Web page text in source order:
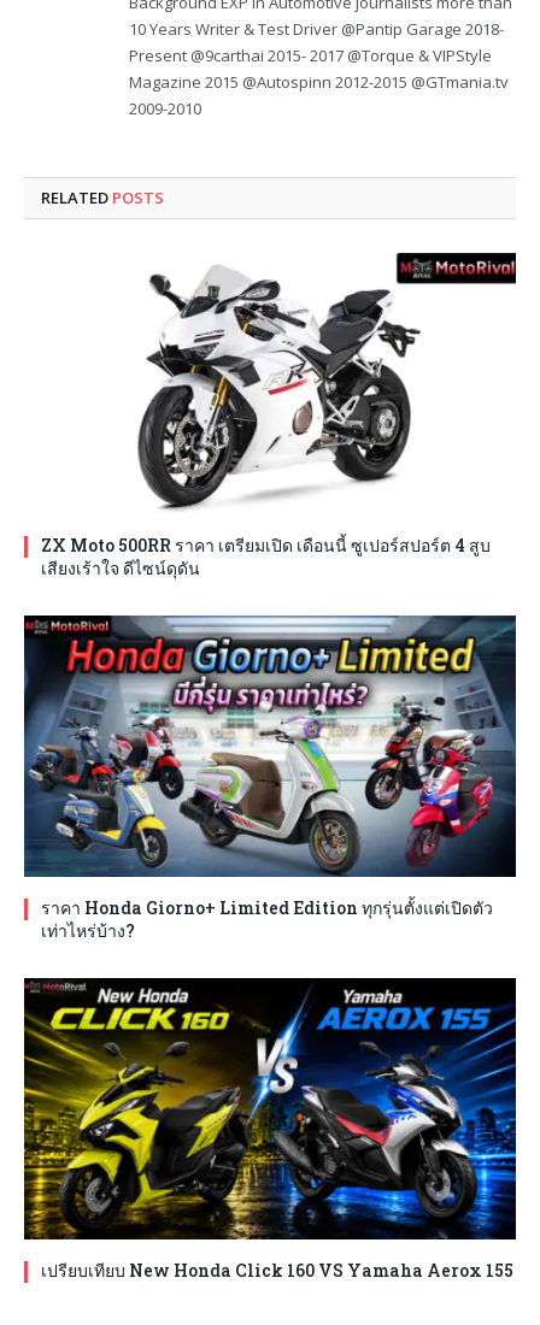
10 Years Writer & Test Driver @Pantip Garage 2018-
Present @9carthai 2015- 2017 @Torque & VIPStyle
Magazine 2015 @Autospinn 2012-2015 @GTmania.tv
2009-2010
RELATED POSTS
ZX Moto 500RR ราคา เตรียมเปิด เดือนนี้ ซูเปอร์สปอร์ต 4 สูบ
เสียงเร้าใจ ดีไซน์ดุดัน
ราคา Honda Giorno+ Limited Edition ทุกรุ่นตั้งแต่เปิดตัว
เท่าไหร่บ้าง?
เปรียบเทียบ New Honda Click 160 VS Yamaha Aerox 155